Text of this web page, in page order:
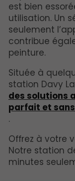
est bien
utilisation. Un
seulement
contribue
peinture.
Située à
station Davy
des solutions
parfait et
.
Offrez à votre
Notre station
minutes